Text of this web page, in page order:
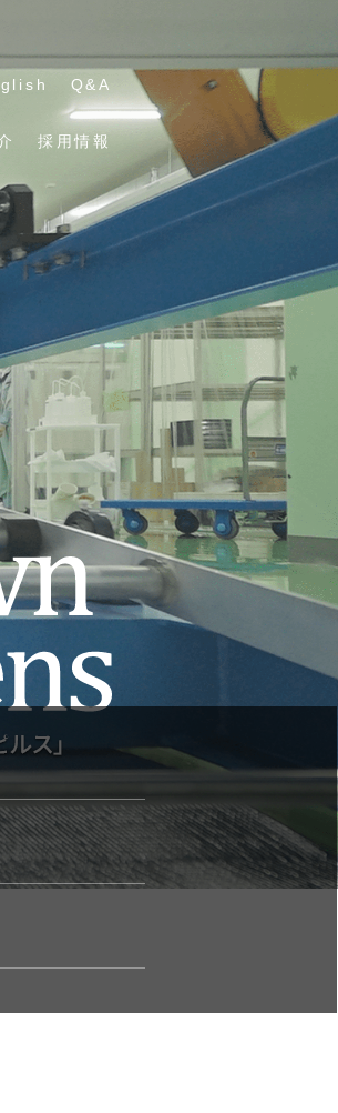
Q&A
採用情報